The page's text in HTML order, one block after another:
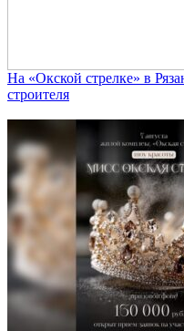
На «Окской стрелке» в
строителя